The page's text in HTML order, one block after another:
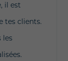
il est
tes clients.
les